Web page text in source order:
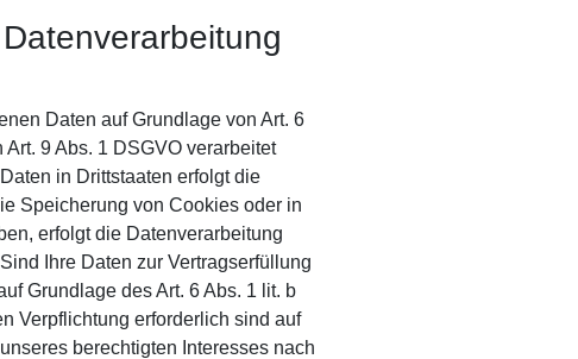
Daten auf Grundlage von Art. 6
9 Abs. 1 DSGVO verarbeitet
in Drittstaaten erfolgt die
Speicherung von Cookies oder in
erfolgt die Datenverarbeitung
Ihre Daten zur Vertragserfüllung
Grundlage des Art. 6 Abs. 1 lit. b
Verpflichtung erforderlich sind auf
berechtigten Interesses nach